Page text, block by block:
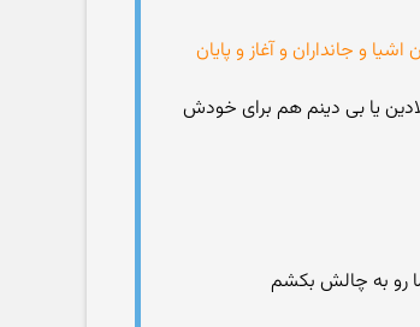
و جانداران و آغاز و پایان
یا بی دینم هم برای خودش
رو به چالش بکشم